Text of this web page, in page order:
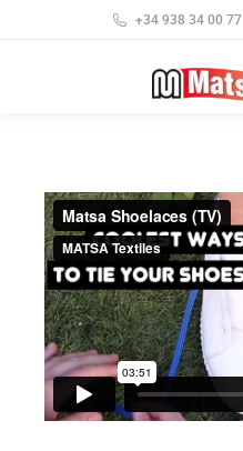
+34 938 34 00 77